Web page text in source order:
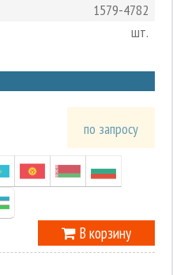
1579-4782
шт.
по запросу
В корзину